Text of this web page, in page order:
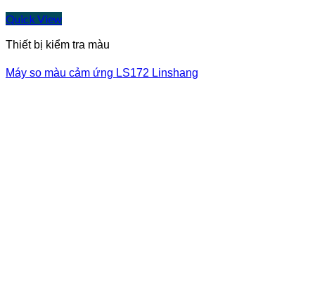
Quick View
Thiết bị kiểm tra màu
Máy so màu cảm ứng LS172 Linshang